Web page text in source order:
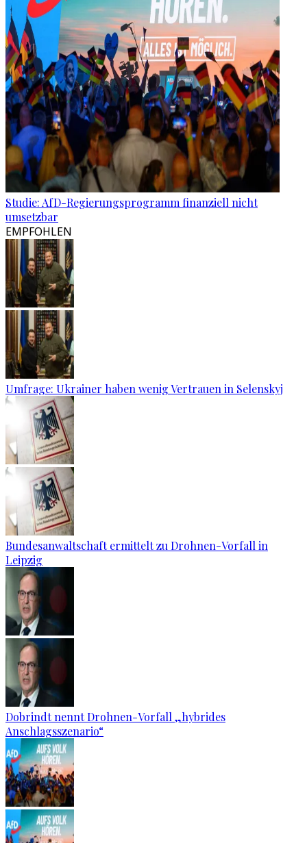
Studie: AfD-Regierungsprogramm finanziell nicht
umsetzbar
EMPFOHLEN
Umfrage: Ukrainer haben wenig Vertrauen in Selenskyj
Bundesanwaltschaft ermittelt zu Drohnen-Vorfall in
Leipzig
Dobrindt nennt Drohnen-Vorfall „hybrides
Anschlagsszenario“